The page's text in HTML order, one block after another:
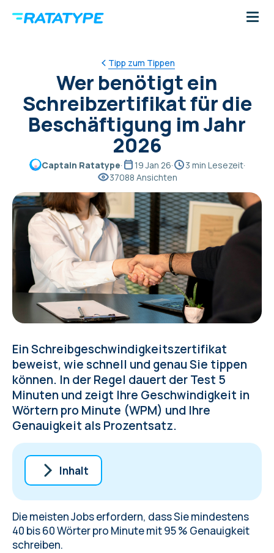
Tipp zum Tippen
Wer benötigt ein
Schreibzertifikat für die
Beschäftigung im Jahr
2026
Captain Ratatype· 19 Jan 26· 3 min Lesezeit·
37088 Ansichten
Ein Schreibgeschwindigkeitszertifikat
beweist, wie schnell und genau Sie tippen
können. In der Regel dauert der Test 5
Minuten und zeigt Ihre Geschwindigkeit in
Wörtern pro Minute (WPM) und Ihre
Genauigkeit als Prozentsatz.
Inhalt
Wo man ein Zertifikat für
Tippgeschwindigkeit für die Arbeit erhält
Wer braucht ein
Tippgeschwindigkeitszertifikat
Die meisten Jobs erfordern, dass Sie mindestens
40 bis 60 Wörter pro Minute mit 95 % Genauigkeit
schreiben.